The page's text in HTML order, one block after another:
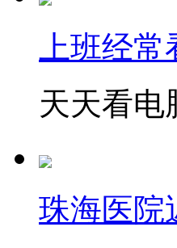
上班经
天天看电
珠海医院